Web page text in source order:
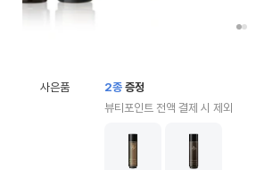
사은품 2종 증정
뷰티포인트 전액 결제 시 제외